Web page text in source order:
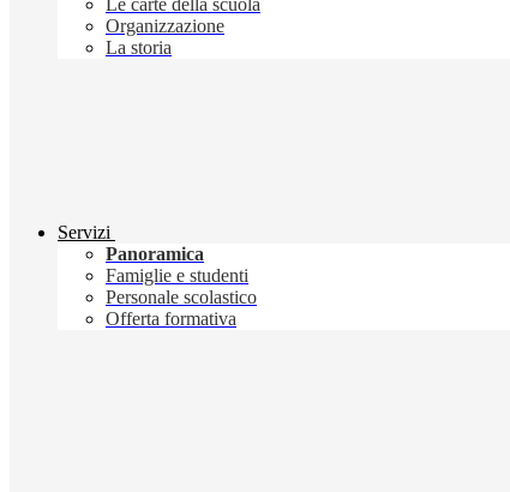
Le carte della scuola
Organizzazione
La storia
Servizi
Panoramica
Famiglie e studenti
Personale scolastico
Offerta formativa